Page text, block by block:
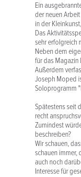
Ein
der neuen
in der
Das
sehr erfolgreich
Neben dem
für das
Außerdem
Joseph Moped
Soloprogramm
Spätestens seit
recht
Zumindest
beschreiben?
Wir schauen,
schauen immer,
auch noch
Interesse für